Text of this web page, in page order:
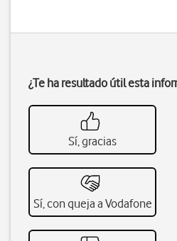
¿Te ha resultado útil esta
Sí, gracias
Sí, con queja a Vodafone